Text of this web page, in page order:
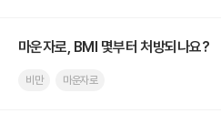
마운자로, BMI 몇부터 처방되나요?
비만 마운자로